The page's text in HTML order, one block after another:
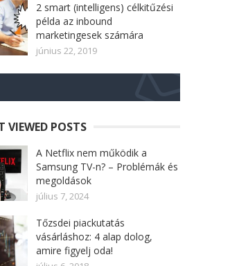
2 smart (intelligens) célkitűzési
példa az inbound
marketingesek számára
június 22, 2019
VIEWED POSTS
A Netflix nem működik a
Samsung TV-n? – Problémák és
megoldások
július 7, 2024
Tőzsdei piackutatás
vásárláshoz: 4 alap dolog,
amire figyelj oda!